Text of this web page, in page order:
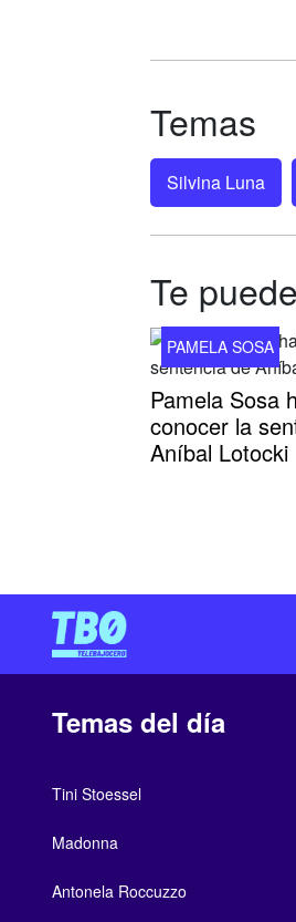
Temas
Silvina Luna
Te
PAMELA SOSA
Pamela Sosa
conocer la
Aníbal Lotocki
Temas del día
Tini Stoessel
Madonna
Antonela Roccuzzo